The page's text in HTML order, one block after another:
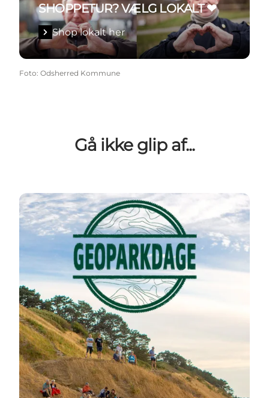
SHOPPETUR? VÆLG LOKALT ❤
Shop lokalt her
Foto: Odsherred Kommune
Gå ikke glip af...
Læs mere